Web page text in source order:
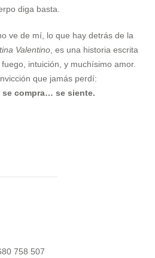
diga basta.
ve de mí, lo que hay detrás de la
Valentino , es una historia escrita
intuición, y muchísimo amor.
que jamás perdí:
compra… se siente.
758 507